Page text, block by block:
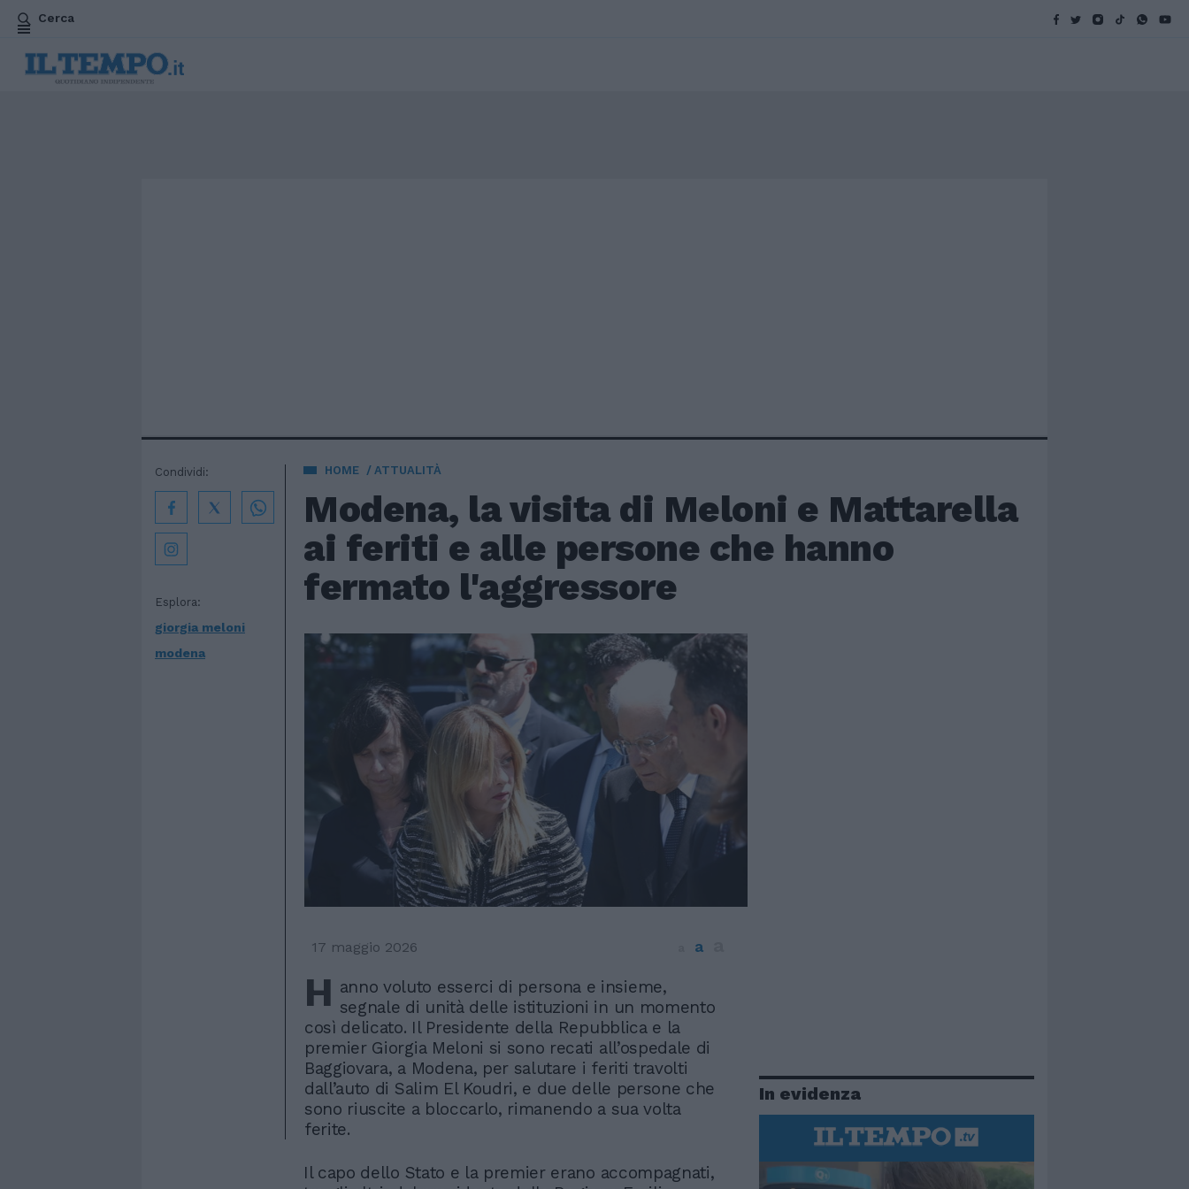
Cerca
HOME ATTUALITÀ
Modena, la visita di Meloni e Mattarella
ai feriti e alle persone che hanno
fermato l'aggressore
Esplora:
giorgia meloni
modena
Condividi:
17 maggio 2026 a
H anno voluto esserci di persona e insieme,
segnale di unità delle istituzioni in un momento
così delicato. Il Presidente della Repubblica e la
premier Giorgia Meloni si sono recati all’ospedale di
Baggiovara, a Modena, per salutare i feriti travolti
dall’auto di Salim El Koudri, e due delle persone che
sono riuscite a bloccarlo, rimanendo a sua volta
ferite.
Il capo dello Stato e la premier erano accompagnati,
In evidenza